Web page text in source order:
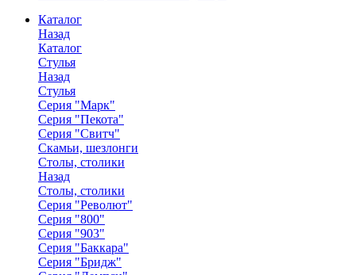
Каталог
Назад
Каталог
Стулья
Назад
Стулья
Серия "Марк"
Серия "Пекота"
Серия "Свитч"
Скамьи, шезлонги
Столы, столики
Назад
Столы, столики
Серия "Револют"
Серия "800"
Серия "903"
Серия "Баккара"
Серия "Бридж"